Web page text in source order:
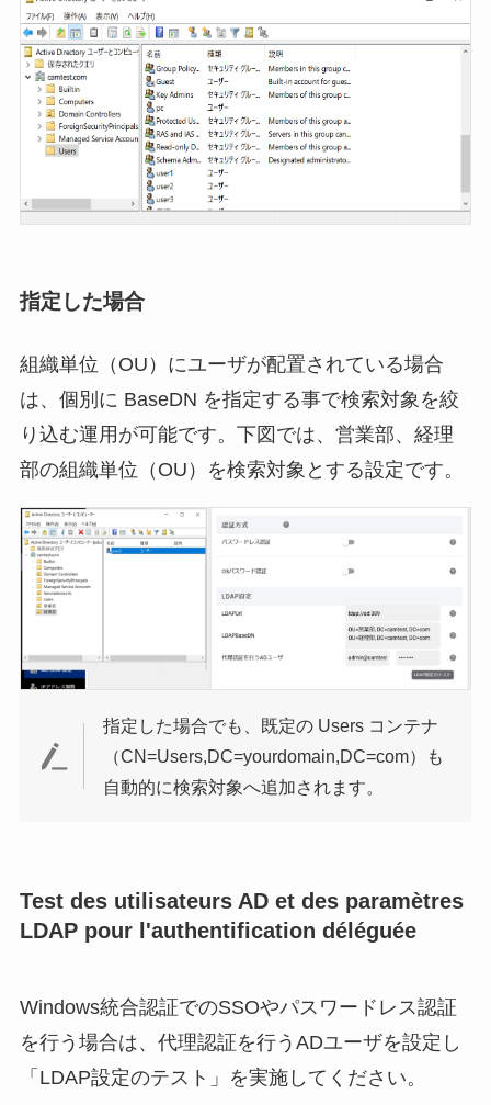
指定した場合
組織単位（OU）にユーザが配置されている場合
は、個別に BaseDN を指定する事で検索対象を絞
り込む運用が可能です。下図では、営業部、経理
部の組織単位（OU）を検索対象とする設定です。
指定した場合でも、既定の Users コンテナ
（CN=Users,DC=yourdomain,DC=com）も
自動的に検索対象へ追加されます。
Test des utilisateurs AD et des paramètres
LDAP pour l'authentification déléguée
Windows統合認証でのSSOやパスワードレス認証
を行う場合は、代理認証を行うADユーザを設定し
「LDAP設定のテスト」を実施してください。